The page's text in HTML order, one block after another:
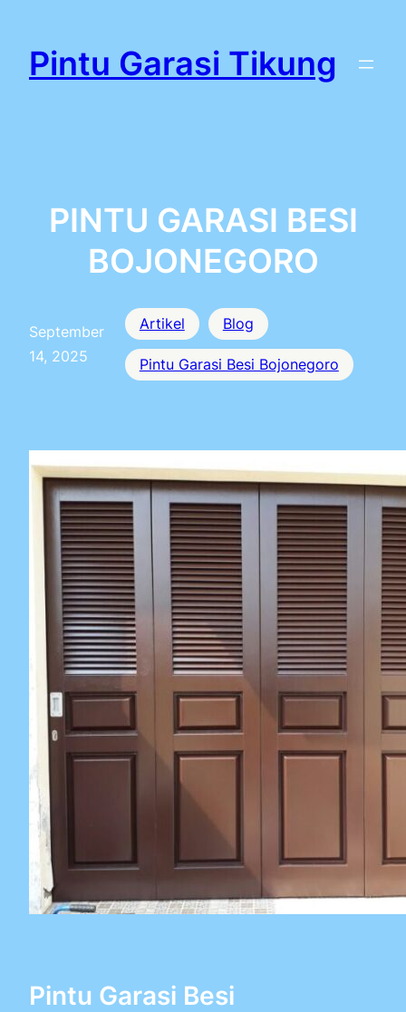
kontenPintu Garasi Tikung
PINTU GARASI BESI
BOJONEGORO
September
14, 2025
Artikel Blog
Pintu Garasi Besi Bojonegoro
Pintu Garasi Besi